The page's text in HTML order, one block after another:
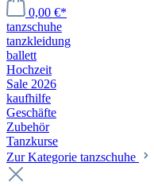
0,00 €*
tanzschuhe
tanzkleidung
ballett
Hochzeit
Sale 2026
kaufhilfe
Geschäfte
Zubehör
Tanzkurse
Zur Kategorie tanzschuhe